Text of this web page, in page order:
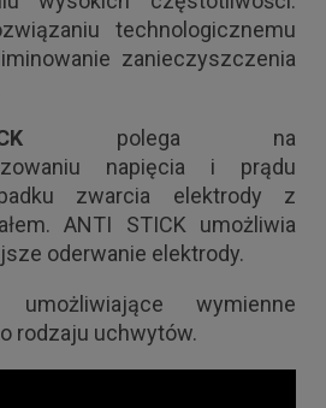
technologicznemu
zanieczyszczenia
polega na
napięcia i prądu
zwarcia elektrody z
ANTI STICK umożliwia
oderwanie elektrody.
wymienne
rodzaju uchwytów.